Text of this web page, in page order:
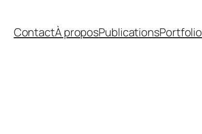
ContactÀ proposPublicationsPortfolio